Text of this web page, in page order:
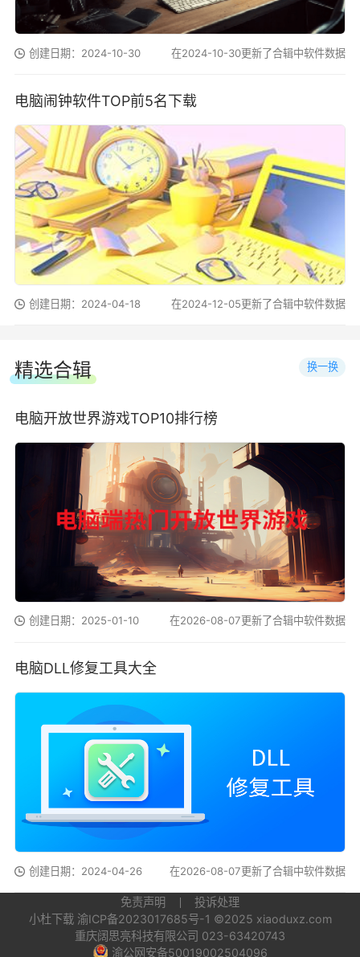
创建日期：2024-10-30 在2024-10-30更新了合辑中软件数据
电脑闹钟软件TOP前5名下载
创建日期：2024-04-18 在2024-12-05更新了合辑中软件数据
精选合辑 换一换
电脑开放世界游戏TOP10排行榜
创建日期：2025-01-10 在2026-08-07更新了合辑中软件数据
电脑DLL修复工具大全
创建日期：2024-04-26 在2026-08-07更新了合辑中软件数据
免责声明
投诉处理
小杜下载 渝ICP备2023017685号-1 ©2025 xiaoduxz.com
重庆阔思亮科技有限公司 023-63420743
渝公网安备50019002504096